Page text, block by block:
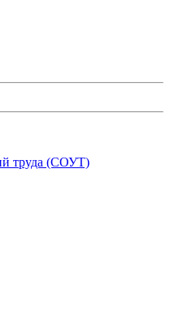
труда (СОУТ)